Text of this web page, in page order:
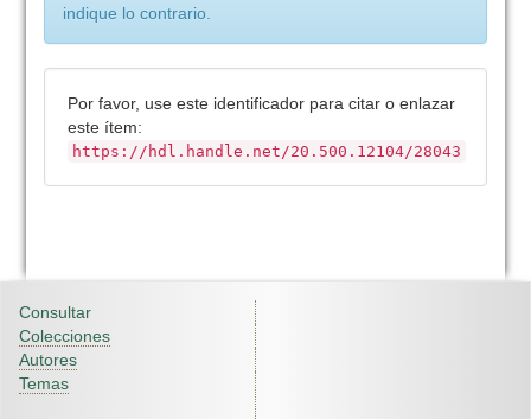
indique lo contrario.
Por favor, use este identificador para citar o enlazar
este ítem:
https://hdl.handle.net/20.500.12104/28043
Consultar
Colecciones
Autores
Temas